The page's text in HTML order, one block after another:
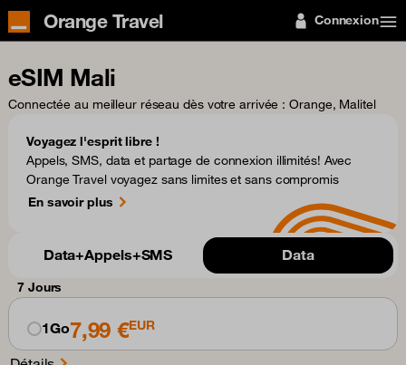
Orange Travel Connexion
eSIM Mali
Connectée au meilleur réseau dès votre arrivée : Orange, Malitel
Voyagez l'esprit libre !
Appels, SMS, data et partage de connexion illimités! Avec
Orange Travel voyagez sans limites et sans compromis
En savoir plus
Data+Appels+SMS Data
7 Jours
1Go7,99 €EUR